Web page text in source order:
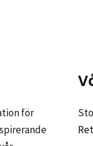
för